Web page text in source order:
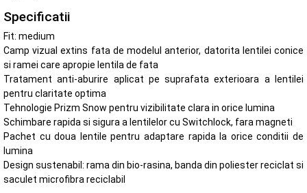
Specificatii
Fit: medium
Camp vizual extins fata de modelul anterior, datorita lentilei conice
si ramei care apropie lentila de fata
Tratament anti-aburire aplicat pe suprafata exterioara a lentilei
pentru claritate optima
Tehnologie Prizm Snow pentru vizibilitate clara in orice lumina
Schimbare rapida si sigura a lentilelor cu Switchlock, fara magneti
Pachet cu doua lentile pentru adaptare rapida la orice conditii de
lumina
Design sustenabil: rama din bio-rasina, banda din poliester reciclat si
saculet microfibra reciclabil